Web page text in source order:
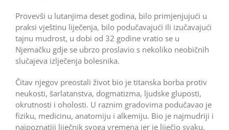
Provevši u lutanjima deset godina, bilo primjenjujući u
praksi vještinu liječenja, bilo podučavajući ili izučavajući
tajnu mudrost, u dobi od 32 godine vratio se u
Njemačku gdje se ubrzo proslavio s nekoliko neobičnih
slučajeva izlječenja bolesnika.
Čitav njegov preostali život bio je titanska borba protiv
neukosti, šarlatanstva, dogmatizma, ljudske gluposti,
okrutnosti i oholosti. U raznim gradovima podučavao je
fiziku, medicinu, anatomiju i alkemiju. Bio je najmudriji i
najpoznatiji liječnik svoga vremena jer je liječio svaku,